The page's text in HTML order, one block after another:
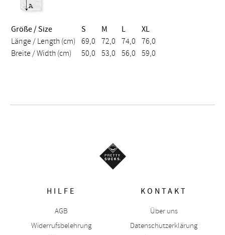
Größe / Size S M L
XL
Länge / Length (cm)
69,0 72,0 74,0
76,0
Breite / Width (cm)
50,0 53,0 56,0 59,0
HILFE
AGB
Widerrufsbelehrung
KONTAKT
Über uns
Datenschutzerklärung